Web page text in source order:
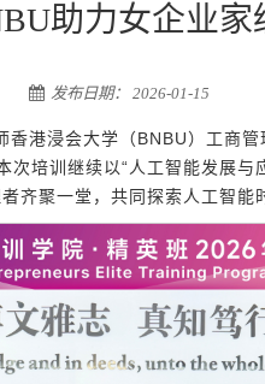
助力女企业家
发布日期： 2026-01-15
港浸会大学（BNBU）工商
次培训继续以“人工智能发展
齐聚一堂，共同探索人工智能